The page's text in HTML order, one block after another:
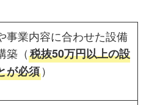
事業内容に合わせた設備
築（税抜50万円以上の設
が必須）